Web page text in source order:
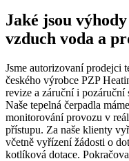
Jaké jsou
vzduch voda a
Jsme autorizovaní prodejci
českého výrobce PZP
revize a záruční i
Naše tepelná čerpadla
monitorování provozu v
přístupu. Za naše klienty
včetně vyřízení žádosti o
kotlíková dotace.